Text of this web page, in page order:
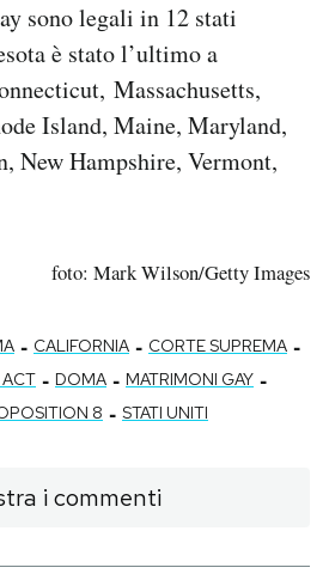
sono legali in 12 stati
è stato l’ultimo a
Massachusetts,
Island, Maine, Maryland,
New Hampshire, Vermont,
foto: Mark Wilson/Getty Images
- CALIFORNIA - CORTE SUPREMA -
ACT - DOMA - MATRIMONI GAY -
8 - STATI UNITI
i commenti